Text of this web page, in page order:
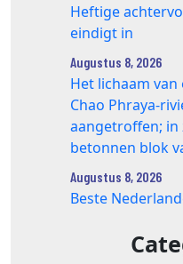
Heftige
eindigt in
Augustus 8, 2026
Het lichaam van
Chao
aangetroffen; in
betonnen blok
Augustus 8, 2026
Beste